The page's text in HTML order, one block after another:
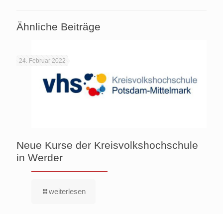
Ähnliche Beiträge
24. Februar 2022
Neue Kurse der Kreisvolkshochschule
in Werder
weiterlesen